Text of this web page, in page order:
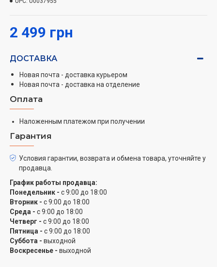
2 499 грн
ДОСТАВКА
Новая почта - доставка курьером
Новая почта - доставка на отделение
Оплата
Наложенным платежом при получении
Гарантия
Условия гарантии, возврата и обмена товара, уточняйте у
продавца.
График работы продавца:
Понедельник - с 9:00 до 18:00
Вторник - с 9:00 до 18:00
Среда - с 9:00 до 18:00
Четверг - с 9:00 до 18:00
Пятница - с 9:00 до 18:00
Суббота - выходной
Воскресенье - выходной